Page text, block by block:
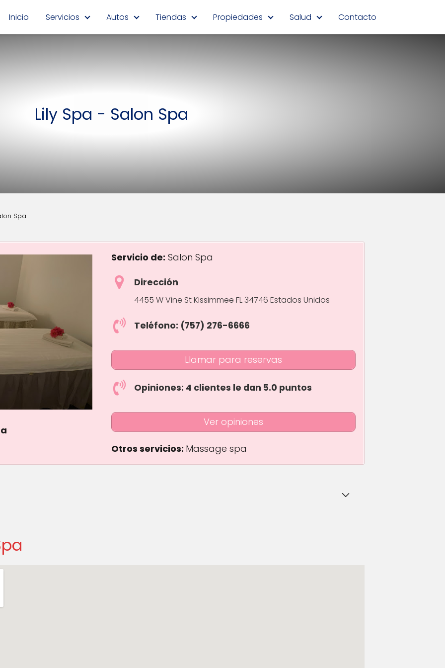
Inicio Servicios Autos Tiendas Propiedades Salud Contacto
Lily Spa - Salon Spa
Spa
Servicio de: Salon Spa
Dirección
4455 W Vine St Kissimmee FL 34746 Estados Unidos
Teléfono: (757) 276-6666
Llamar para reservas
Opiniones: 4 clientes le dan 5.0 puntos
Ver opiniones
Otros servicios: Massage spa